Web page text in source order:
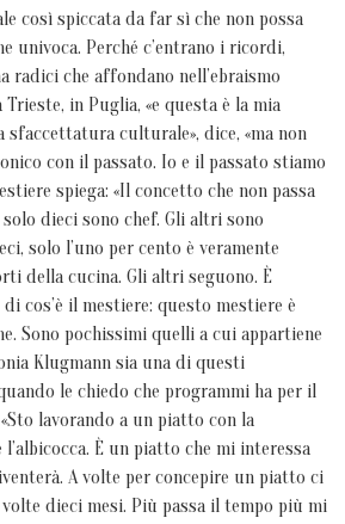
così spiccata da far sì che non possa
univoca. Perché c’entrano i ricordi,
radici che affondano nell’ebraismo
Trieste, in Puglia, «e questa è la mia
sfaccettatura culturale», dice, «ma non
con il passato. Io e il passato stiamo
spiega: «Il concetto che non passa
dieci sono chef. Gli altri sono
solo l’uno per cento è veramente
della cucina. Gli altri seguono. È
cos’è il mestiere: questo mestiere è
Sono pochissimi quelli a cui appartiene
Klugmann sia una di questi
le chiedo che programmi ha per il
lavorando a un piatto con la
È un piatto che mi interessa
A volte per concepire un piatto ci
dieci mesi. Più passa il tempo più mi